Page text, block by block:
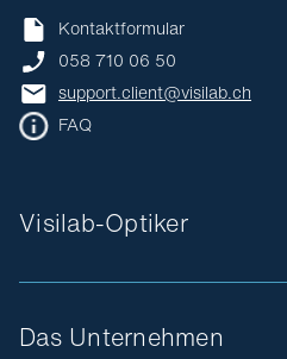
Das Unternehmen
Visilab-Optiker
Kontaktformular
058 710 06 50
support.client@visilab.ch
FAQ